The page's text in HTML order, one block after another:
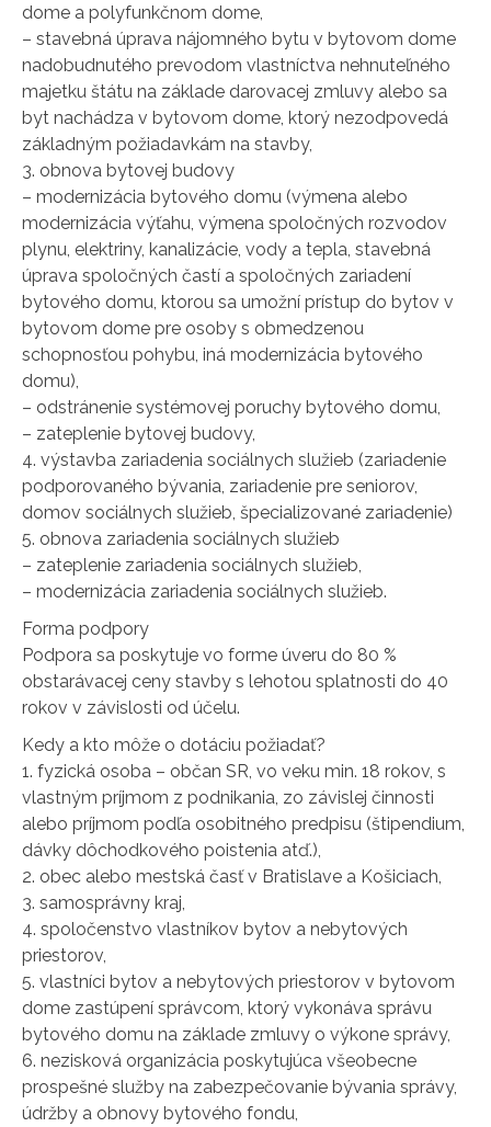
dome a polyfunkčnom dome,
– stavebná úprava nájomného bytu v bytovom dome
nadobudnutého prevodom vlastníctva nehnuteľného
majetku štátu na základe darovacej zmluvy alebo sa
byt nachádza v bytovom dome, ktorý nezodpovedá
základným požiadavkám na stavby,
3. obnova bytovej budovy
– modernizácia bytového domu (výmena alebo
modernizácia výťahu, výmena spoločných rozvodov
plynu, elektriny, kanalizácie, vody a tepla, stavebná
úprava spoločných častí a spoločných zariadení
bytového domu, ktorou sa umožní prístup do bytov v
bytovom dome pre osoby s obmedzenou
schopnosťou pohybu, iná modernizácia bytového
domu),
– odstránenie systémovej poruchy bytového domu,
– zateplenie bytovej budovy,
4. výstavba zariadenia sociálnych služieb (zariadenie
podporovaného bývania, zariadenie pre seniorov,
domov sociálnych služieb, špecializované zariadenie)
5. obnova zariadenia sociálnych služieb
– zateplenie zariadenia sociálnych služieb,
– modernizácia zariadenia sociálnych služieb.
Forma podpory
Podpora sa poskytuje vo forme úveru do 80 %
obstarávacej ceny stavby s lehotou splatnosti do 40
rokov v závislosti od účelu.
Kedy a kto môže o dotáciu požiadať?
1. fyzická osoba – občan SR, vo veku min. 18 rokov, s
vlastným príjmom z podnikania, zo závislej činnosti
alebo príjmom podľa osobitného predpisu (štipendium,
dávky dôchodkového poistenia atď.),
2. obec alebo mestská časť v Bratislave a Košiciach,
3. samosprávny kraj,
4. spoločenstvo vlastníkov bytov a nebytových
priestorov,
5. vlastníci bytov a nebytových priestorov v bytovom
dome zastúpení správcom, ktorý vykonáva správu
bytového domu na základe zmluvy o výkone správy,
6. nezisková organizácia poskytujúca všeobecne
prospešné služby na zabezpečovanie bývania správy,
údržby a obnovy bytového fondu,